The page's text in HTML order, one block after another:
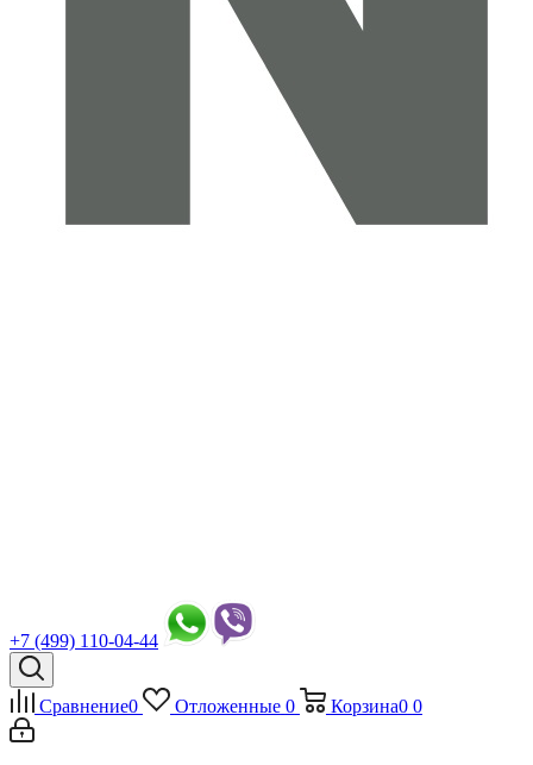
+7 (499) 110-04-44
Сравнение0 Отложенные 0 Корзина0 0